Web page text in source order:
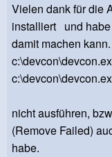
Vielen dank für die
installiert und habe
damit machen
nicht ausführen,
(Remove Failed)
habe.